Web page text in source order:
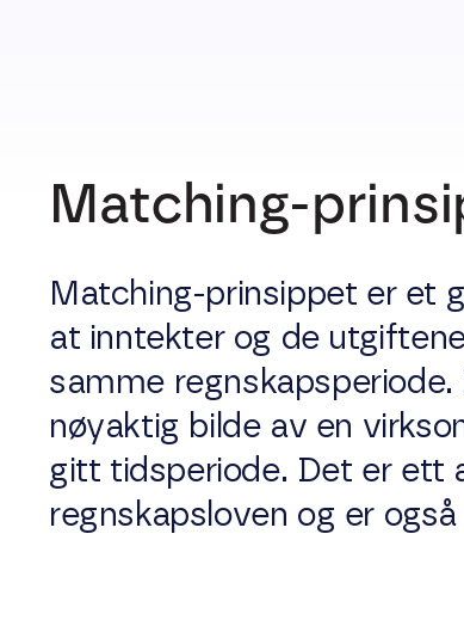
Matching-
Matching-prinsippet er et
at inntekter og de
samme
nøyaktig bilde av en
gitt tidsperiode. Det er ett
regnskapsloven og er